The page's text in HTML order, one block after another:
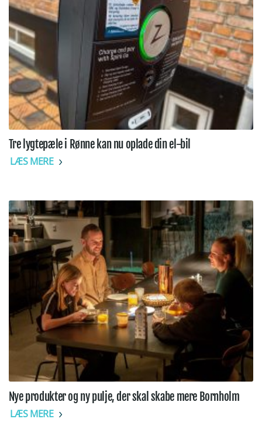
Tre lygtepæle i Rønne kan nu oplade din el-bil
LÆS MERE
Nye produkter og ny pulje, der skal skabe mere Bornholm
LÆS MERE